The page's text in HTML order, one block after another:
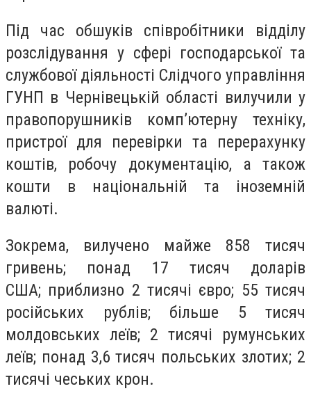
Під час обшуків співробітники відділу
розслідування у сфері господарської та
службової діяльності Слідчого управління
ГУНП в Чернівецькій області вилучили у
правопорушників комп’ютерну техніку,
пристрої для перевірки та перерахунку
коштів, робочу документацію, а також
кошти в національній та іноземній
валюті.
Зокрема, вилучено майже 858 тисяч
гривень; понад 17 тисяч доларів
США; приблизно 2 тисячі євро; 55 тисяч
російських рублів; більше 5 тисяч
молдовських леїв; 2 тисячі румунських
леїв; понад 3,6 тисяч польських злотих; 2
тисячі чеських крон.